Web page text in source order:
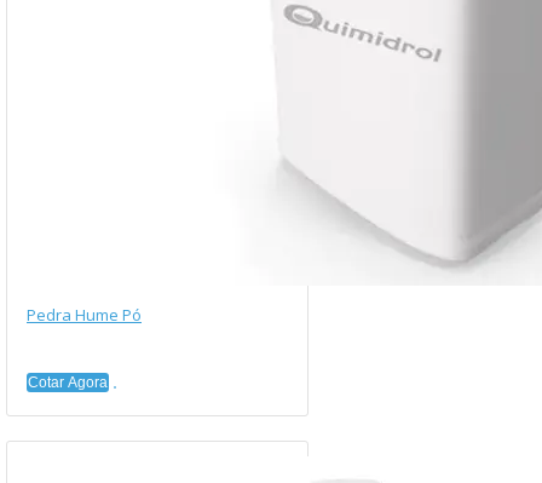
Pedra Hume Pó
Cotar Agora